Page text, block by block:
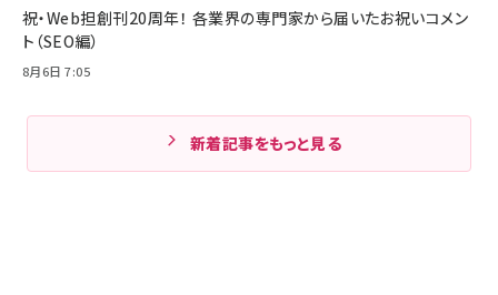
祝・Web担創刊20周年！ 各業界の専門家から届いたお祝いコメン
ト（SEO編）
8月6日 7:05
新着記事をもっと見る